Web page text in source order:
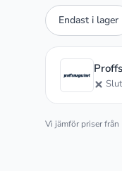
Endast i lager
Vi jämför priser